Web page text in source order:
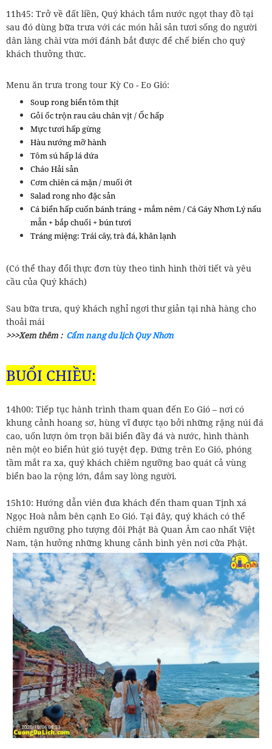
11h45: Trở về đất liền, Quý khách tắm nước ngọt thay đồ tại
sau đó dùng bữa trưa với các món hải sản tươi sống do người
dân làng chài vừa mới đánh bắt được để chế biến cho quý
khách thưởng thức.
Menu ăn trưa trong tour Kỳ Co - Eo Gió:
Soup rong biển tôm thịt
Gỏi ốc trộn rau câu chân vịt / Ốc hấp
Mực tươi hấp gừng
Hàu nướng mỡ hành
Tôm sú hấp lá dứa
Cháo Hải sản
Cơm chiên cá mặn / muối ớt
Salad rong nho đặc sản
Cá biển hấp cuốn bánh tráng + mắm nêm / Cá Gáy Nhơn Lý nấu
mẵn + bắp chuối + bún tươi
Tráng miệng: Trái cây, trà đá, khăn lạnh
(Có thể thay đổi thực đơn tùy theo tình hình thời tiết và yêu
cầu của Quý khách)
Sau bữa trưa, quý khách nghỉ ngơi thư giản tại nhà hàng cho
thoải mái
>>>Xem thêm : Cẩm nang du lịch Quy Nhơn
BUỔI CHIỀU:
14h00: Tiếp tục hành trình tham quan đến Eo Gió – nơi có
khung cảnh hoang sơ, hùng vĩ được tạo bởi những rặng núi đá
cao, uốn lượn ôm trọn bãi biển đầy đá và nước, hình thành
nên một eo biển hút gió tuyệt đẹp. Đứng trên Eo Gió, phóng
tầm mắt ra xa, quý khách chiêm ngưỡng bao quát cả vùng
biển bao la rộng lớn, đắm say lòng người.
15h10: Hướng dẫn viên đưa khách đến tham quan Tịnh xá
Ngọc Hoà nằm bên cạnh Eo Gió. Tại đây, quý khách có thể
chiêm ngưỡng pho tượng đôi Phật Bà Quan Âm cao nhất Việt
Nam, tận hưởng những khung cảnh bình yên nơi cửa Phật.